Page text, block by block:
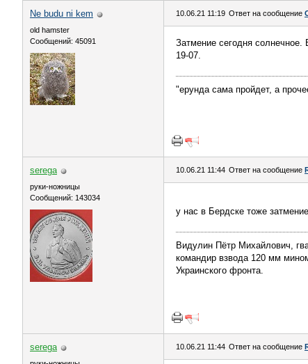
Ne budu ni kem
old hamster
Сообщений: 45091
10.06.21 11:19 Ответ на сообщение
Затмение сегодня солнечное.
19-07.
"ерунда сама пройдет, а
serega
руки-ножницы
Сообщений: 143034
10.06.21 11:44 Ответ на сообщение
у нас в Бердске тоже
Видулин Пётр Михайлович,
командир взвода 120 мм
Украинского фронта.
serega 10.06.21 11:44 Ответ на сообщение